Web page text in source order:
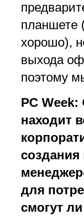
планшете
хорошо),
выхода
поэтому
PC
находит
для
смогут